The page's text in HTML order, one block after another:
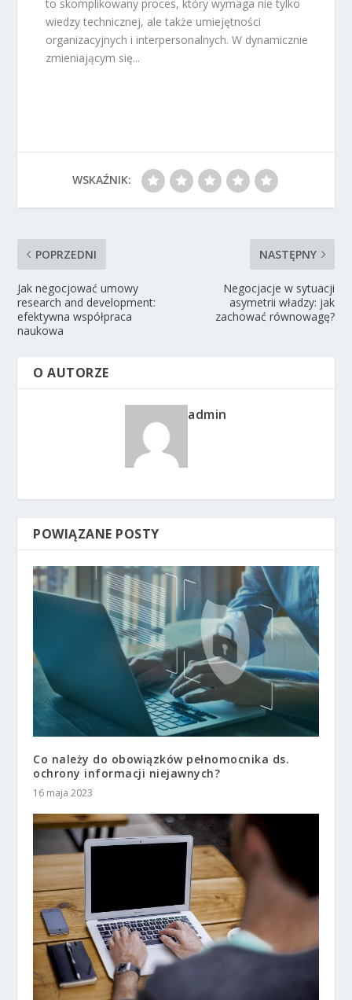
to skomplikowany proces, który wymaga nie tylko
wiedzy technicznej, ale także umiejętności
organizacyjnych i interpersonalnych. W dynamicznie
zmieniającym się...
WSKAŹNIK:
POPRZEDNI
Jak negocjować umowy
research and development:
efektywna współpraca
naukowa
NASTĘPNY
Negocjacje w sytuacji
asymetrii władzy: jak
zachować równowagę?
O AUTORZE
admin
POWIĄZANE POSTY
Co należy do obowiązków pełnomocnika ds.
ochrony informacji niejawnych?
16 maja 2023